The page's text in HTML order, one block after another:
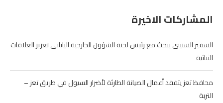
المشاركات الاخيرة
السفير السنيني يبحث مع رئيس لجنة الشؤون الخارجية الياباني تعزيز العلاقات
الثنائية
محافظ تعز يتفقد أعمال الصيانة الطارئة لأضرار السيول في طريق تعز –
التربة